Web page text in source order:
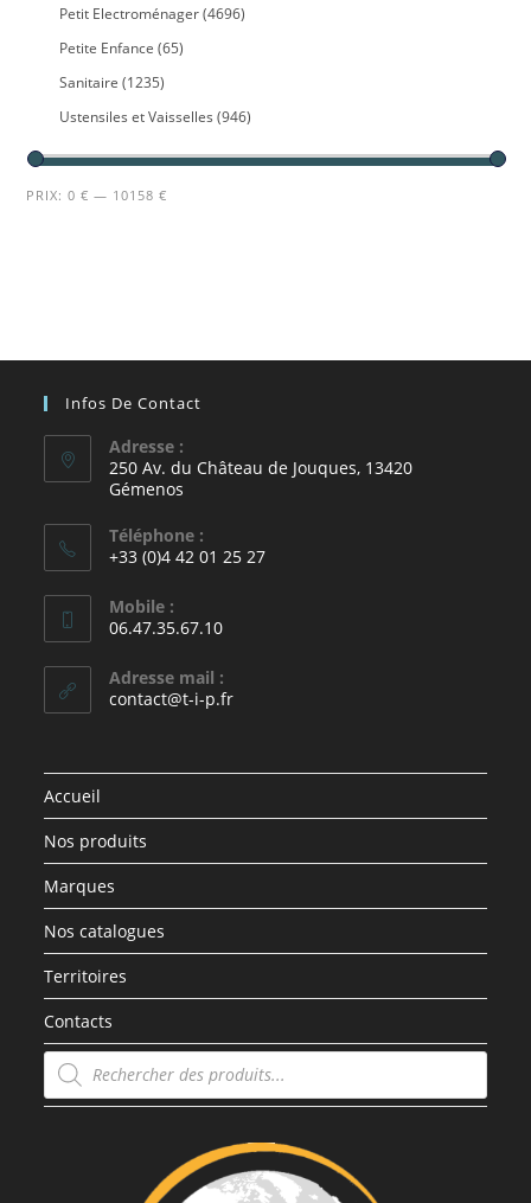
Petit Electroménager (4696)
Petite Enfance (65)
Sanitaire (1235)
Ustensiles et Vaisselles (946)
PRIX:0 € — 10158 €
Infos De Contact
Adresse :
250 Av. du Château de Jouques, 13420
Gémenos
Téléphone :
+33 (0)4 42 01 25 27
Mobile :
06.47.35.67.10
Adresse mail :
contact@t-i-p.fr
Accueil
Nos produits
Marques
Nos catalogues
Territoires
Contacts
Recherche
de
produits